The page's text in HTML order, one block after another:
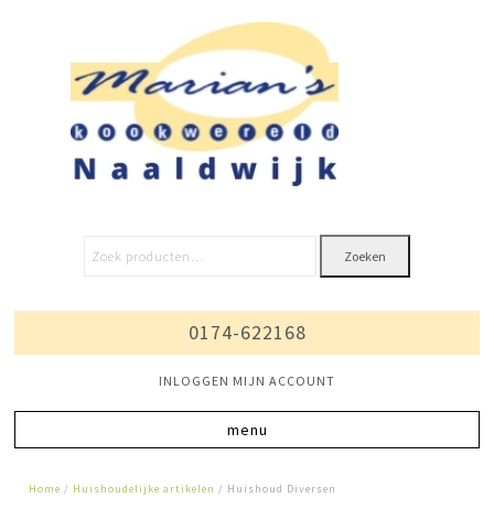
Zoeken
0174-622168
INLOGGEN MIJN ACCOUNT
Home / Huishoudelijke artikelen / Huishoud Diversen